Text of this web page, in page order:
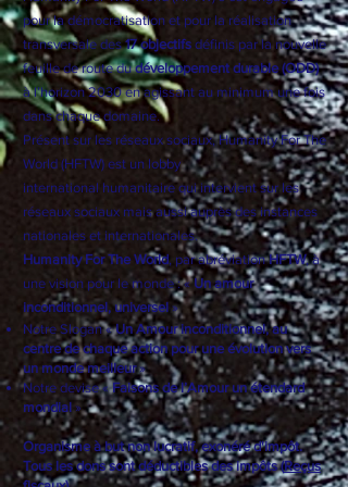
pour la démocratisation et pour la réalisation
transversale des17 objectifs définis par la nouvelle
feuille de route dudéveloppement durable (ODD)
à l’horizon 2030 en agissant au minimum une fois
dans chaque domaine.
Présent sur les réseaux sociaux, Humanity For The
World (HFTW) est un lobby
international humanitaire qui intervient sur les
réseaux sociaux mais aussi auprès des instances
nationales et internationales.
Humanity For The World, par abréviationHFTW, à
une vision pour le monde : «Un amour
inconditionnel, universel »
Notre Slogan «Un Amour inconditionnel, au
centre de chaque action pour une évolution vers
un monde meilleur»
Notre devise «Faisons de l’Amour un étendard
mondial»
Organisme à but non lucratif, exonéré d'impôt.
Tous les dons sont déductibles des impôts (Reçus